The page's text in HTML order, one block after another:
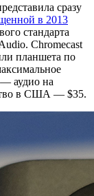
сразу
в 2013
стандарта
Chromecast
планшета по
аудио на
в США — $35.